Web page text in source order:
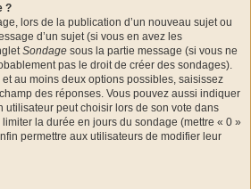
?
lors de la publication d’un nouveau sujet ou
d’un sujet (si vous en avez les
Sondage sous la partie message (si vous ne
pas le droit de créer des sondages).
au moins deux options possibles, saisissez
des réponses. Vous pouvez aussi indiquer
utilisateur peut choisir lors de son vote dans
la durée en jours du sondage (mettre « 0 »
permettre aux utilisateurs de modifier leur